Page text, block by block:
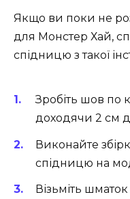
Якщо ви поки не
для Монстер Хай,
спідницю з такої
Зробіть шов по
доходячи 2 см
Виконайте
спідницю на
Візьміть